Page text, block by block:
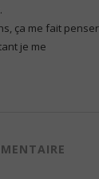
ça me fait
je me